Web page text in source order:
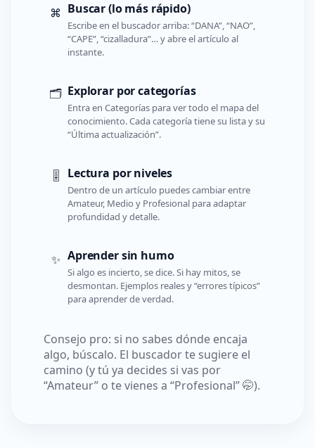
⌘ Buscar (lo más rápido)
Escribe en el buscador arriba: “DANA”, “NAO”,
“CAPE”, “cizalladura”… y abre el artículo al
instante.
🗂️ Explorar por categorías
Entra en Categorías para ver todo el mapa del
conocimiento. Cada categoría tiene su lista y su
“Última actualización”.
🎚️ Lectura por niveles
Dentro de un artículo puedes cambiar entre
Amateur, Medio y Profesional para adaptar
profundidad y detalle.
✨ Aprender sin humo
Si algo es incierto, se dice. Si hay mitos, se
desmontan. Ejemplos reales y “errores típicos”
para aprender de verdad.
Consejo pro: si no sabes dónde encaja
algo, búscalo. El buscador te sugiere el
camino (y tú ya decides si vas por
“Amateur” o te vienes a “Profesional” 🤭).